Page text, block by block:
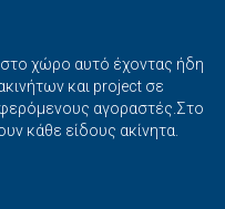
στο χώρο αυτό έχοντας ήδη
και project σε
αγοραστές.Στο
κάθε είδους ακίνητα.